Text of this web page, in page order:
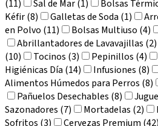
(11)
Sal de Mar (1)
Bolsas
Kéfir (8)
Galletas de Soda (1)
en Polvo (11)
Bolsas Multiuso (4)
Abrillantadores de Lavavajillas (2)
(10)
Tocinos (3) Pepinillos (4)
Higiénicas Día (14)
Infusiones (8)
Alimentos Húmedos para Perros (8)
Pañuelos Desechables (8)
Sazonadores (7)
Mortadelas (2)
Sofritos (3)
Cervezas Premium (42)